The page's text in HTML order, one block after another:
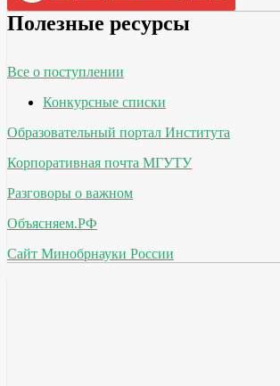
Полезные ресурсы
Все о поступлении
Конкурсные списки
Образовательный портал Института
Корпоративная почта МГУТУ
Разговоры о важном
Объясняем.РФ
Сайт Минобрнауки России